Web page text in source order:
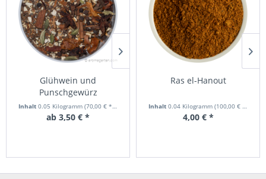
Glühwein und
Punschgewürz
Inhalt 0.05 Kilogramm (70,00 € * / 1 Kilogramm)
ab 3,50 € *
Canehl Zimtstangen
0.025 Kilogramm(112,00 € * / 1 Kilogramm)
ab 2,80 € *
Inhalt
Ras el-Hanout
Inhalt 0.04 Kilogramm (100,00 € * / 1 Kilogramm)
4,00 € *